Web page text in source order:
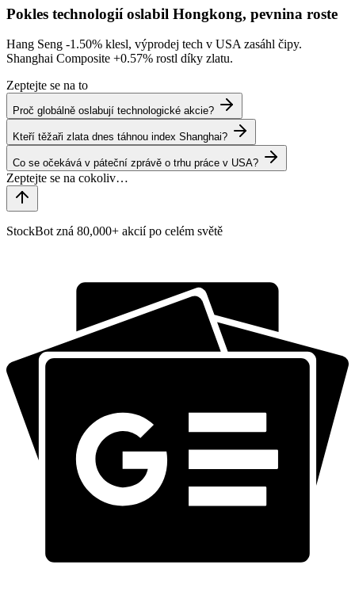
Pokles technologií oslabil Hongkong, pevnina roste
Hang Seng -1.50% klesl, výprodej tech v USA zasáhl čipy.
Shanghai Composite +0.57% rostl díky zlatu.
Zeptejte se na to
Proč globálně oslabují technologické akcie?
Kteří těžaři zlata dnes táhnou index Shanghai?
Co se očekává v páteční zprávě o trhu práce v USA?
StockBot zná 80,000+ akcií po celém světě